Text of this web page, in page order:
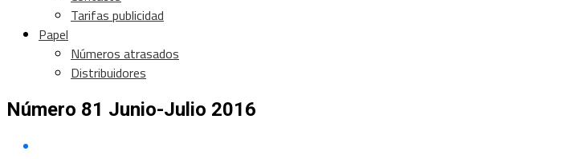
Tarifas publicidad
Papel
Números atrasados
Distribuidores
Número 81 Junio-Julio 2016